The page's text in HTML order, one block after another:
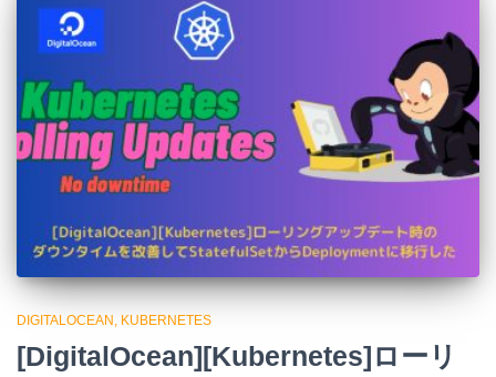
DIGITALOCEAN KUBERNETES
[DigitalOcean][Kubernetes]ローリ